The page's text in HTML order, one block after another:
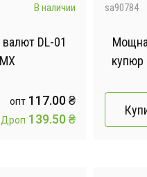
В наличии
DL-01
опт 117.00 ₴
Дроп 139.50 ₴
sa90784
купюр